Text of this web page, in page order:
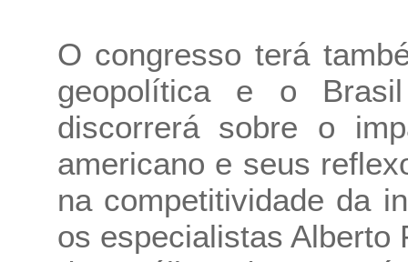
O congresso terá
geopolítica e o
discorrerá sobre o
americano e seus
na competitividade da
os especialistas Alberto